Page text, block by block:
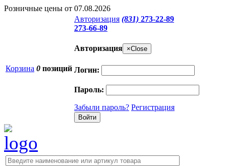
Розничные цены от 07.08.2026
Корзина 0 позиций
Авторизация (831) 273-22-89
273-66-89
Авторизация ×Close
Логин:
Пароль:
Забыли пароль? Регистрация